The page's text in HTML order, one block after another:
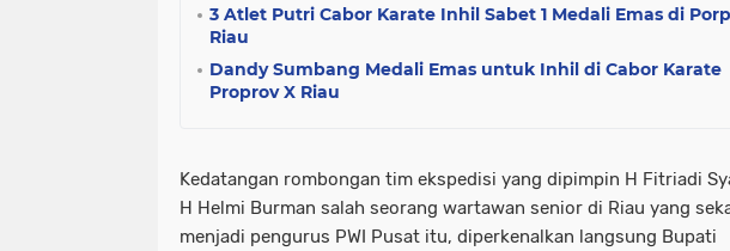
3 Atlet Putri Cabor Karate Inhil Sabet 1 Medali Emas di
Riau
Dandy Sumbang Medali Emas untuk Inhil di Cabor Karate
Proprov X Riau
Kedatangan rombongan tim ekspedisi yang dipimpin H Fitriadi
H Helmi Burman salah seorang wartawan senior di Riau yang
menjadi pengurus PWI Pusat itu, diperkenalkan langsung Bupati